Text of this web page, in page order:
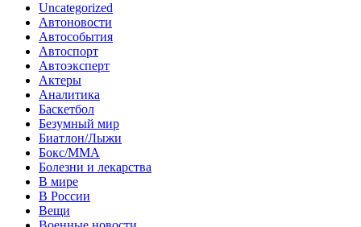
Uncategorized
Автоновости
Автособытия
Автоспорт
Автоэксперт
Актеры
Аналитика
Баскетбол
Безумный мир
Биатлон/Лыжи
Бокс/MMA
Болезни и лекарства
В мире
В России
Вещи